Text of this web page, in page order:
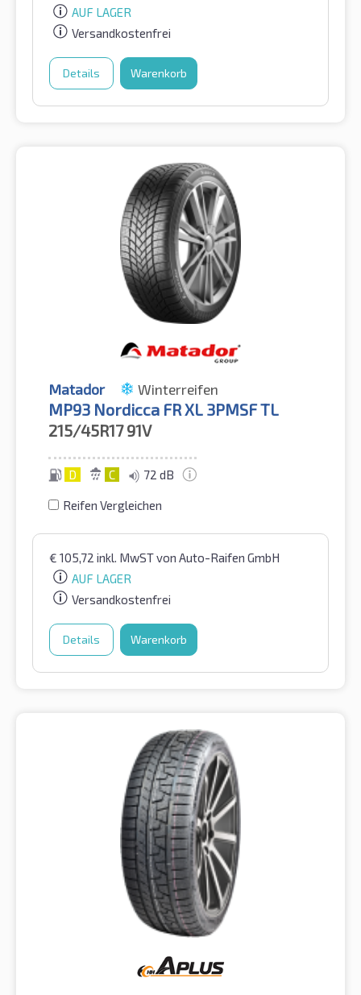
AUF LAGER
Versandkostenfrei
Details Warenkorb
Matador Winterreifen
MP93 Nordicca FR XL 3PMSF TL
215/45R17 91V
D C 72 dB
Reifen Vergleichen
€ 105,72 inkl. MwSTvon Auto-Raifen GmbH
AUF LAGER
Versandkostenfrei
Details Warenkorb